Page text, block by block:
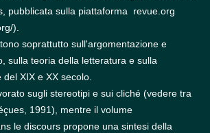
pubblicata sulla piattaforma revue.org
).
soprattutto sull'argomentazione e
sulla teoria della letteratura e sulla
XIX e XX secolo.
sugli stereotipi e sui cliché (vedere tra
1991), mentre il volume
le discours propone una sintesi della